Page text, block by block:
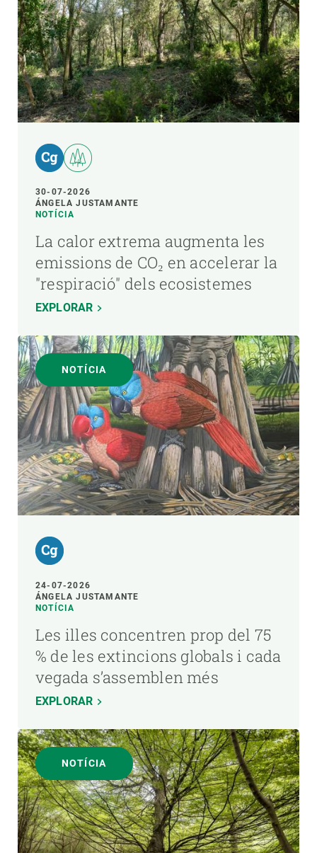
30-07-2026
ÁNGELA JUSTAMANTE
NOTÍCIA
La calor extrema augmenta les
emissions de CO₂ en accelerar la
"respiració" dels ecosistemes
EXPLORAR
NOTÍCIA
24-07-2026
ÁNGELA JUSTAMANTE
NOTÍCIA
Les illes concentren prop del 75
% de les extincions globals i cada
vegada s’assemblen més
EXPLORAR
NOTÍCIA